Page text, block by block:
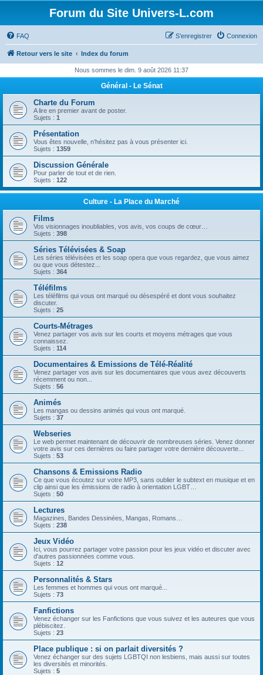
Forum du Site Univers-L.com
FAQ Connexion
S’enregistrer
Retour vers le site Index du forum
Nous sommes le dim. 9 août 2026 11:37
Général - Le Sénat
Charte du Forum
A lire en premier avant de poster.
Sujets : 1
Présentation
Vous êtes nouvelle, n’hésitez pas à vous présenter ici.
Sujets : 1359
Discussion Générale
Pour parler de tout et de rien.
Sujets : 122
Culture - La Place du Marché
Films
Vos visionnages inoubliables, vos avis, vos coups de cœur…
Sujets : 398
Séries Télévisées & Soap
Les séries télévisées et les soap opera que vous regardez, que vous aimez
ou que vous détestez...
Sujets : 364
Téléfilms
Les téléfilms qui vous ont marqué ou désespéré et dont vous souhaitez
discuter.
Sujets : 25
Courts-Métrages
Venez partager vos avis sur les courts et moyens métrages que vous
connaissez.
Sujets : 114
Documentaires & Emissions de Télé-Réalité
Venez partager vos avis sur les documentaires que vous avez découverts
récemment ou non...
Sujets : 56
Animés
Les mangas ou dessins animés qui vous ont marqué.
Sujets : 37
Webseries
Le web permet maintenant de découvrir de nombreuses séries. Venez donner
votre avis sur ces dernières ou faire partager votre dernière découverte...
Sujets : 53
Chansons & Emissions Radio
Ce que vous écoutez sur votre MP3, sans oublier le subtext en musique et en
clip ainsi que les émissions de radio à orientation LGBT…
Sujets : 50
Lectures
Magazines, Bandes Dessinées, Mangas, Romans…
Sujets : 238
Jeux Vidéo
Ici, vous pourrez partager votre passion pour les jeux vidéo et discuter avec
d'autres passionnées comme vous.
Sujets : 12
Personnalités & Stars
Les femmes et hommes qui vous ont marqué...
Sujets : 73
Fanfictions
Venez échanger sur les Fanfictions que vous suivez et les auteures que vous
plébiscitez.
Sujets : 23
Place publique : si on parlait diversités ?
Venez échanger sur des sujets LGBTQI non lesbiens, mais aussi sur toutes
les diversités et minorités.
Sujets : 5